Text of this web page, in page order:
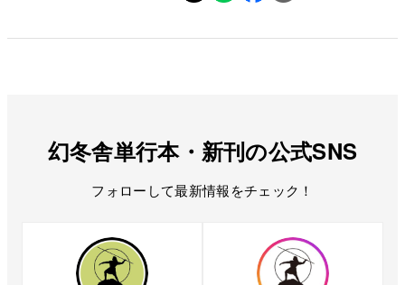
幻冬舎単行本・新刊の公式SNS
フォローして最新情報をチェック！